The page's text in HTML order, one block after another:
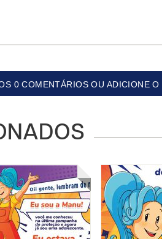
0 COMENTÁRIOS OU ADICIONE